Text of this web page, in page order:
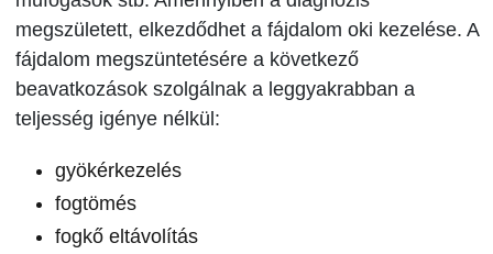
megszületett, elkezdődhet a fájdalom oki kezelése. A
fájdalom megszüntetésére a következő
beavatkozások szolgálnak a leggyakrabban a
teljesség igénye nélkül:
gyökérkezelés
fogtömés
fogkő eltávolítás